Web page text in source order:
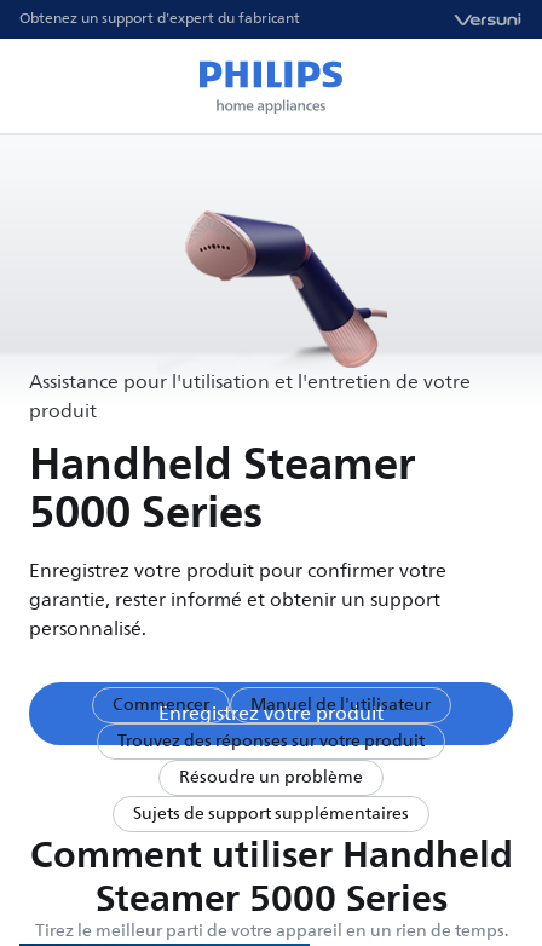
Obtenez un support d'expert du fabricant
Assistance pour l'utilisation et l'entretien de votre
produit
Handheld Steamer
5000 Series
Enregistrez votre produit pour confirmer votre
garantie, rester informé et obtenir un support
personnalisé.
Enregistrez votre produit
Commencer
Manuel de l'utilisateur
Trouvez des réponses sur votre produit
Résoudre un problème
Sujets de support supplémentaires
Comment utiliser Handheld
Steamer 5000 Series
Tirez le meilleur parti de votre appareil en un rien de temps.